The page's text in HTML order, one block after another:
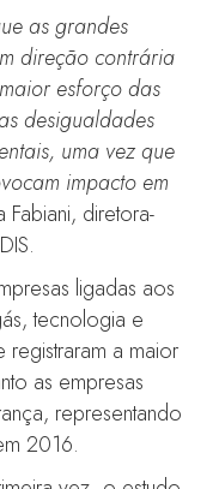
as grandes
direção contrária
esforço das
desigualdades
uma vez que
impacto em
Fabiani, diretora-
ligadas aos
tecnologia e
a maior
as empresas
representando
2016.